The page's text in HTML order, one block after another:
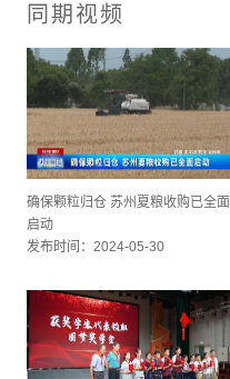
同期视频
确保颗粒归仓 苏州夏粮收购已全面
启动
发布时间：2024-05-30